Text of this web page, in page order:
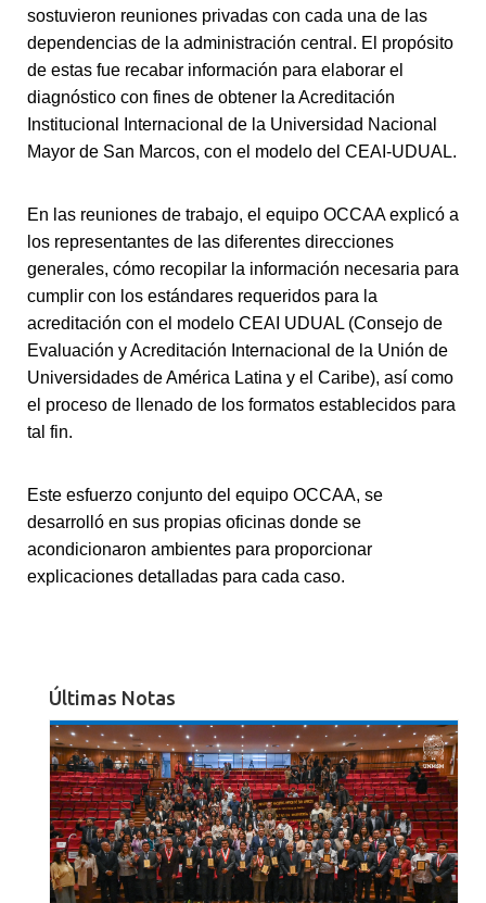
sostuvieron reuniones privadas con cada una de las
dependencias de la administración central. El propósito
de estas fue recabar información para elaborar el
diagnóstico con fines de obtener la Acreditación
Institucional Internacional de la Universidad Nacional
Mayor de San Marcos, con el modelo del CEAI-UDUAL.
En las reuniones de trabajo, el equipo OCCAA explicó a
los representantes de las diferentes direcciones
generales, cómo recopilar la información necesaria para
cumplir con los estándares requeridos para la
acreditación con el modelo CEAI UDUAL (Consejo de
Evaluación y Acreditación Internacional de la Unión de
Universidades de América Latina y el Caribe), así como
el proceso de llenado de los formatos establecidos para
tal fin.
Este esfuerzo conjunto del equipo OCCAA, se
desarrolló en sus propias oficinas donde se
acondicionaron ambientes para proporcionar
explicaciones detalladas para cada caso.
Últimas Notas